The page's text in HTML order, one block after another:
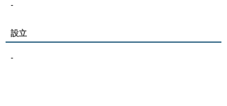
-
設立
-